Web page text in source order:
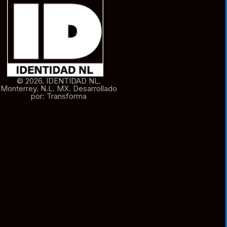
© 2026. IDENTIDAD NL.
Monterrey. N.L. MX. Desarrollado
por: Transforma